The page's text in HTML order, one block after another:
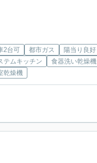
2台可 都市ガス
陽当り良好
テムキッチン
食器洗い乾燥機
乾燥機